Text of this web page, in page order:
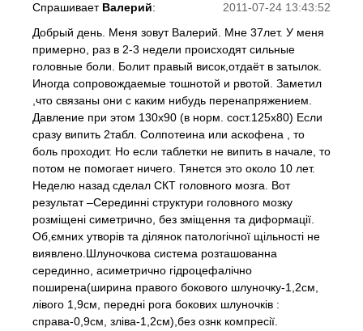
2011-07-24 13:43:52
Спрашивает Валерий:
Добрый день. Меня зовут Валерий. Мне 37лет. У меня
примерно, раз в 2-3 недели происходят сильные
головные боли. Болит правый висок,отдаёт в затылок.
Иногда сопровождаемые тошнотой и рвотой. Заметил
,что связаны они c каким нибудь перенапряжением.
Давление при этом 130х90 (в норм. сост.125х80) Если
сразу випить 2табл. Солпотеина или аскофена , то
боль проходит. Но если таблетки не випить в начале, то
потом не помогает ничего. Тянется это около 10 лет.
Неделю назад сделал СКТ головного мозга. Вот
результат –Серединні структури головного мозку
розміщені симетрично, без зміщення та диформації.
Об,ємних утворів та ділянок патологічної щільності не
виявлено.Шлуночкова система розташованна
серединно, асиметрично гідроцефалічно
поширена(ширина правого бокового шлуночку-1,2см,
лівого 1,9см, передні рога бокових шлуночків :
справа-0,9см, зліва-1,2см),без ознк компресії.